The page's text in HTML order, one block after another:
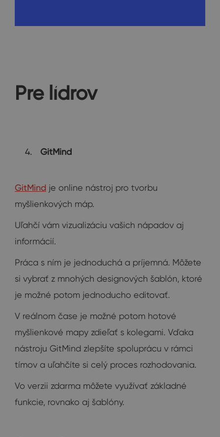
Pre lídrov
GitMind
GitMind je online nástroj pro tvorbu
myšlienkových máp.
Uľahčí vám vizualizáciu vašich nápadov aj
informácií.
Práca s ním je jednoduchá a príjemná. Môžete
si vybrať z mnohých designových šablón, ktoré
je možné potom jednoducho editovať.
V reálnom čase je možné potom hotové
myšlienkové mapy zdieľať s kolegami. Vďaka
nástroju GitMind zlepšíte spoluprácu v rámci
tímov a uľahčíte si celý proces rozhodovania.
Vo verzii zdarma môžete využívať základné
funkcie, rovnako aj šablóny.